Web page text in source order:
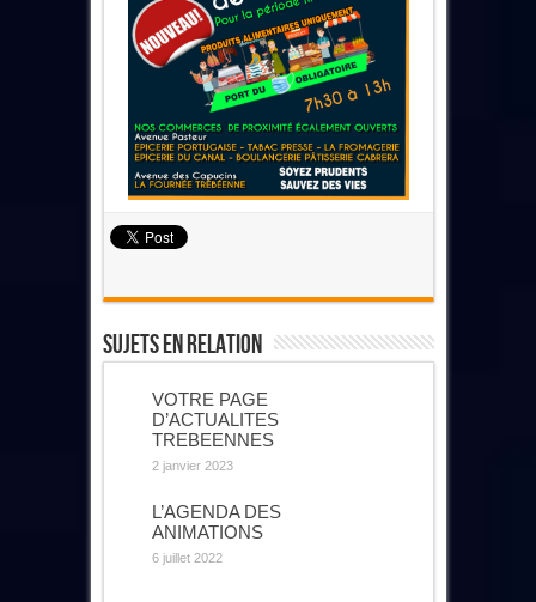
Sujets En Relation
VOTRE PAGE
D’ACTUALITES
TREBEENNES
2 janvier 2023
L’AGENDA DES
ANIMATIONS
6 juillet 2022